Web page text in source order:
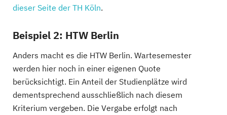
dieser Seite der TH Köln.
Beispiel 2: HTW Berlin
Anders macht es die HTW Berlin. Wartesemester
werden hier noch in einer eigenen Quote
berücksichtigt. Ein Anteil der Studienplätze wird
dementsprechend ausschließlich nach diesem
Kriterium vergeben. Die Vergabe erfolgt nach